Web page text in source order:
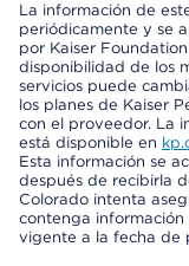
La información de
periódicamente y se
por Kaiser
disponibilidad de los
servicios puede
los planes de Kaiser
con el proveedor. La
está disponible en
Esta información se
después de recibirla
Colorado intenta
contenga información
vigente a la fecha de